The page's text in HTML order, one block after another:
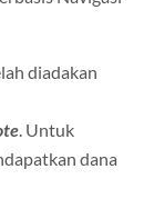
diadakan
. Untuk
dana